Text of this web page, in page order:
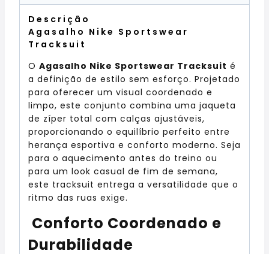
Descrição
Agasalho Nike Sportswear
Tracksuit
O Agasalho Nike Sportswear Tracksuit é
a definição de estilo sem esforço. Projetado
para oferecer um visual coordenado e
limpo, este conjunto combina uma jaqueta
de zíper total com calças ajustáveis,
proporcionando o equilíbrio perfeito entre
herança esportiva e conforto moderno. Seja
para o aquecimento antes do treino ou
para um look casual de fim de semana,
este tracksuit entrega a versatilidade que o
ritmo das ruas exige.
Conforto Coordenado e
Durabilidade